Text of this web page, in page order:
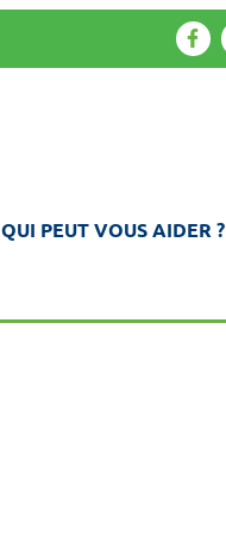
QUI PEUT VOUS AIDER ?